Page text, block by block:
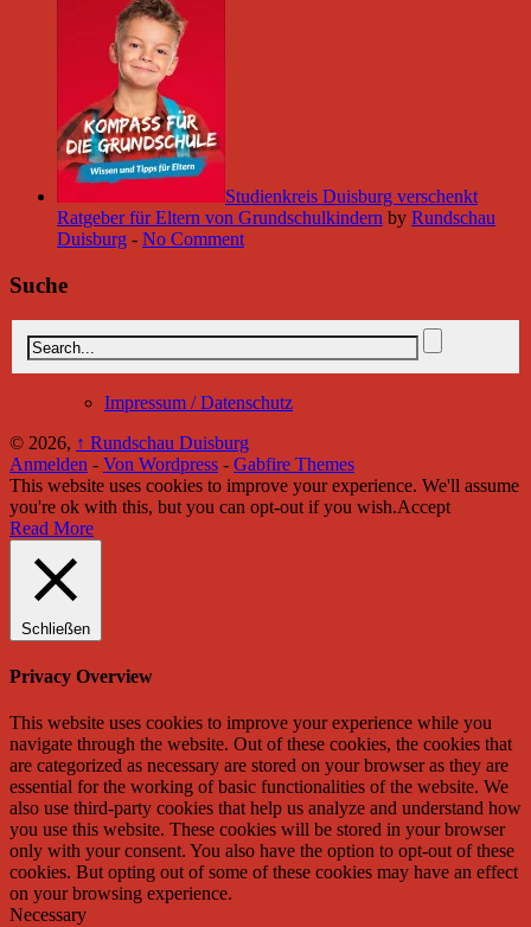
Studienkreis Duisburg verschenkt
Ratgeber für Eltern von Grundschulkindern by Rundschau
Duisburg - No Comment
Suche
Impressum / Datenschutz
© 2026, ↑ Rundschau Duisburg
Anmelden - Von Wordpress - Gabfire Themes
This website uses cookies to improve your experience. We'll assume
you're ok with this, but you can opt-out if you wish.Accept
Read More
Schließen
Privacy Overview
This website uses cookies to improve your experience while you
navigate through the website. Out of these cookies, the cookies that
are categorized as necessary are stored on your browser as they are
essential for the working of basic functionalities of the website. We
also use third-party cookies that help us analyze and understand how
you use this website. These cookies will be stored in your browser
only with your consent. You also have the option to opt-out of these
cookies. But opting out of some of these cookies may have an effect
on your browsing experience.
Necessary